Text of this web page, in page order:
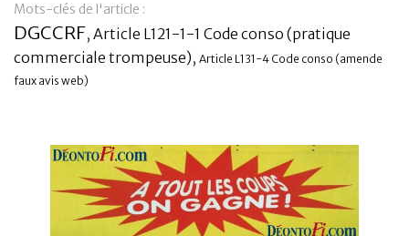
Banque
Mots-clés de l'article :
DGCCRF, Article L121-1-1 Code conso (pratique
commerciale trompeuse), Article L131-4 Code conso (amende
faux avis web)